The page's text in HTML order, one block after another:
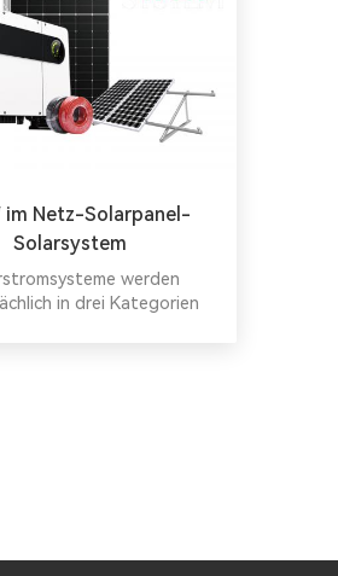
im Netz-Solarpanel-
Solarsystem
werden
in drei Kategorien